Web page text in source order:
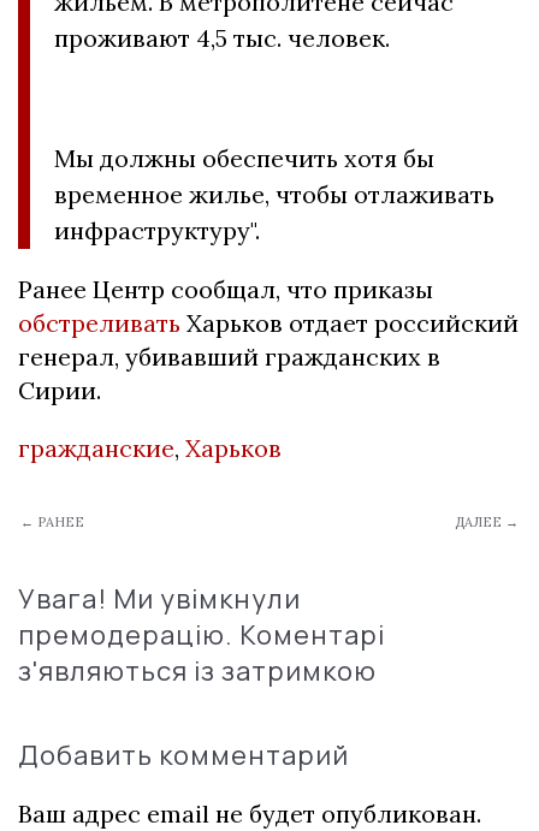
проживают 4,5 тыс. человек.
Мы должны обеспечить хотя бы
временное жилье, чтобы отлаживать
инфраструктуру".
Ранее Центр сообщал, что приказы
обстреливать Харьков отдает российский
генерал, убивавший гражданских в
Сирии.
гражданские, Харьков
← РАНЕЕ ДАЛЕЕ →
Увага! Ми увімкнули
премодерацію. Коментарі
з'являються із затримкою
Добавить комментарий
Ваш адрес email не будет опубликован.